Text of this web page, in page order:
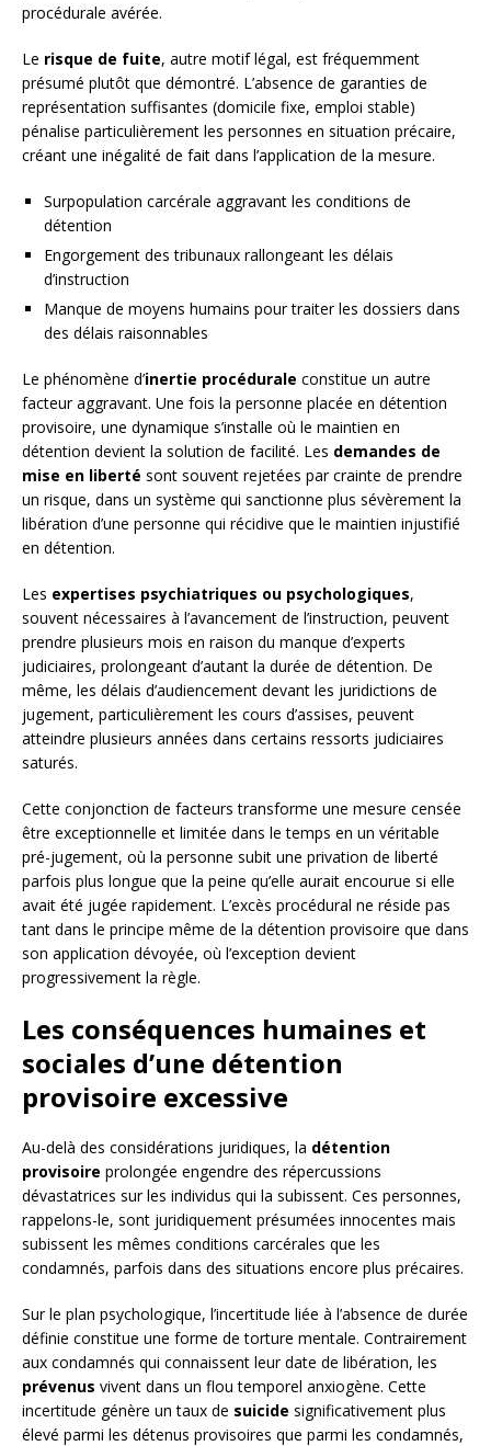
procédurale avérée.
Le risque de fuite, autre motif légal, est fréquemment
présumé plutôt que démontré. L’absence de garanties de
représentation suffisantes (domicile fixe, emploi stable)
pénalise particulièrement les personnes en situation précaire,
créant une inégalité de fait dans l’application de la mesure.
Surpopulation carcérale aggravant les conditions de
détention
Engorgement des tribunaux rallongeant les délais
d’instruction
Manque de moyens humains pour traiter les dossiers dans
des délais raisonnables
Le phénomène d’inertie procédurale constitue un autre
facteur aggravant. Une fois la personne placée en détention
provisoire, une dynamique s’installe où le maintien en
détention devient la solution de facilité. Les demandes de
mise en liberté sont souvent rejetées par crainte de prendre
un risque, dans un système qui sanctionne plus sévèrement la
libération d’une personne qui récidive que le maintien injustifié
en détention.
Les expertises psychiatriques ou psychologiques,
souvent nécessaires à l’avancement de l’instruction, peuvent
prendre plusieurs mois en raison du manque d’experts
judiciaires, prolongeant d’autant la durée de détention. De
même, les délais d’audiencement devant les juridictions de
jugement, particulièrement les cours d’assises, peuvent
atteindre plusieurs années dans certains ressorts judiciaires
saturés.
Cette conjonction de facteurs transforme une mesure censée
être exceptionnelle et limitée dans le temps en un véritable
pré-jugement, où la personne subit une privation de liberté
parfois plus longue que la peine qu’elle aurait encourue si elle
avait été jugée rapidement. L’excès procédural ne réside pas
tant dans le principe même de la détention provisoire que dans
son application dévoyée, où l’exception devient
progressivement la règle.
Les conséquences humaines et
sociales d’une détention
provisoire excessive
Au-delà des considérations juridiques, la détention
provisoire prolongée engendre des répercussions
dévastatrices sur les individus qui la subissent. Ces personnes,
rappelons-le, sont juridiquement présumées innocentes mais
subissent les mêmes conditions carcérales que les
condamnés, parfois dans des situations encore plus précaires.
Sur le plan psychologique, l’incertitude liée à l’absence de durée
définie constitue une forme de torture mentale. Contrairement
aux condamnés qui connaissent leur date de libération, les
prévenus vivent dans un flou temporel anxiogène. Cette
incertitude génère un taux de suicide significativement plus
élevé parmi les détenus provisoires que parmi les condamnés,